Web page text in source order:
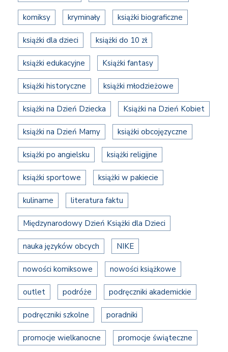
komiksy kryminały książki biograficzne
książki dla dzieci książki do 10 zł
książki edukacyjne Książki fantasy
książki historyczne książki młodzieżowe
książki na Dzień Dziecka Książki na Dzień Kobiet
książki na Dzień Mamy książki obcojęzyczne
książki po angielsku książki religijne
książki sportowe książki w pakiecie
kulinarne literatura faktu
Międzynarodowy Dzień Książki dla Dzieci
nauka języków obcych NIKE
nowości komiksowe nowości książkowe
outlet podróże podręczniki akademickie
podręczniki szkolne poradniki
promocje wielkanocne promocje świąteczne